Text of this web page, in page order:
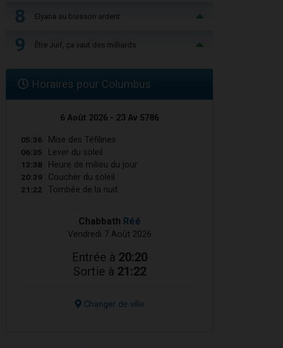
8 Elyana au buisson ardent
9 Être Juif, ça vaut des milliards
Horaires pour Columbus
6 Août 2026 - 23 Av 5786
05:36 Mise des Téfilines
06:35 Lever du soleil
13:38 Heure de milieu du jour
20:39 Coucher du soleil
21:22 Tombée de la nuit
Chabbath Réé
Vendredi 7 Août 2026
Entrée à 20:20
Sortie à 21:22
Changer de ville